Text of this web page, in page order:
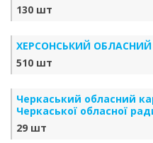
130 шт
ХЕРСОНСЬКИЙ
510 шт
Черкаський обласний
Черкаської обласної
29 шт